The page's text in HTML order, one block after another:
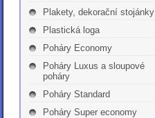
Plakety, dekorační stojánky
Plastická loga
Poháry Economy
Poháry Luxus a sloupové
poháry
Poháry Standard
Poháry Super economy